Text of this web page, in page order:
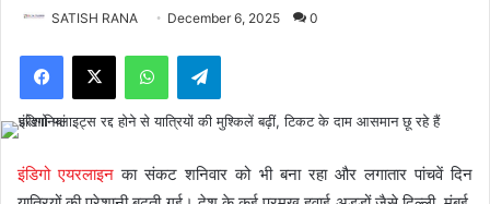
SATISH RANA December 6, 2025 0
Facebook
X WhatsAppTelegram
इंडिगो एयरलाइन का संकट शनिवार को भी बना रहा और लगातार पांचवें दिन